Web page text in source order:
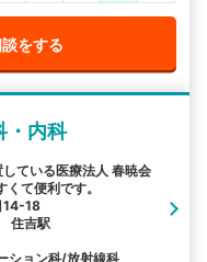
をする
・内科
ている医療法人 春暁会
て便利です。
14-18
住吉駅
ション科/放射線科